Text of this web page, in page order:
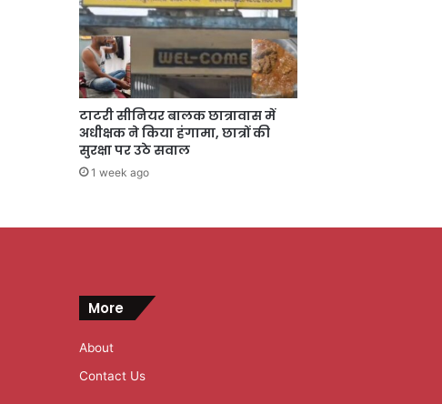
टाटरी सीनियर बालक छात्रावास में
अधीक्षक ने किया हंगामा, छात्रों की
सुरक्षा पर उठे सवाल
1 week ago
More
About
Contact Us